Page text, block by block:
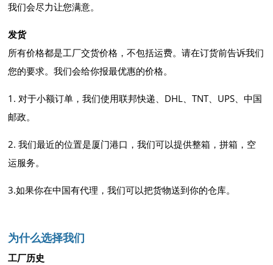
我们会尽力让您满意。
发货
所有价格都是工厂交货价格，不包括运费。请在订货前告诉我们
您的要求。我们会给你报最优惠的价格。
1. 对于小额订单，我们使用联邦快递、DHL、TNT、UPS、中国
邮政。
2. 我们最近的位置是厦门港口，我们可以提供整箱，拼箱，空
运服务。
3.如果你在中国有代理，我们可以把货物送到你的仓库。
为什么选择我们
工厂历史